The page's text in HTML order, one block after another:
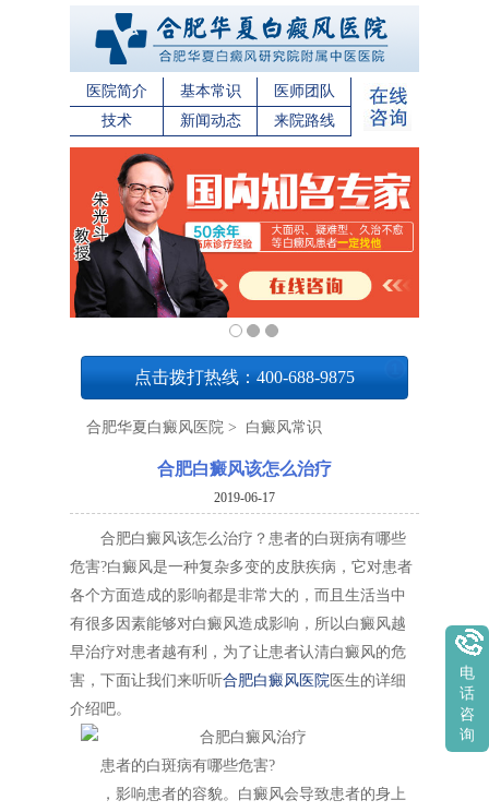
医院简介 基本常识
医师团队
技术
新闻动态 来院路线
点击拨打热线：400-688-9875
合肥华夏白癜风医院 > 白癜风常识
合肥白癜风该怎么治疗
2019-06-17
合肥白癜风该怎么治疗？患者的白斑病有哪些
危害?白癜风是一种复杂多变的皮肤疾病，它对患者
各个方面造成的影响都是非常大的，而且生活当中
有很多因素能够对白癜风造成影响，所以白癜风越
早治疗对患者越有利，为了让患者认清白癜风的危
害，下面让我们来听听合肥白癜风医院 医生的详细
介绍吧。
患者的白斑病有哪些危害?
，影响患者的容貌。白癜风会导致患者的身上
电
话
咨
询